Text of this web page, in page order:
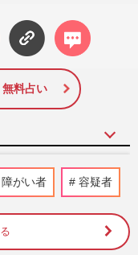
コメン
ト
無料占い
「受信料払ってい
公表の“逃げ腰姿
2026/8/7
障がい者 容疑者